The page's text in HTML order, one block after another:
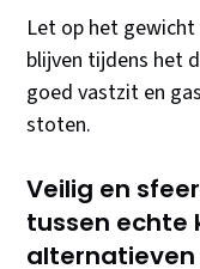
Let op het
blijven tijdens het
goed vastzit en
stoten.
Veilig en
tussen echte
alternatieven